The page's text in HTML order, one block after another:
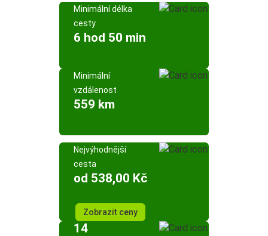
Minimální délka
cesty
6 hod 50 min
Minimální
vzdálenost
559 km
Nejvýhodnější
cesta
od 538,00 Kč
Zobrazit ceny
14